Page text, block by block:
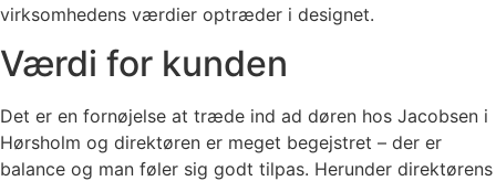
virksomhedens værdier optræder i designet.
Værdi for kunden
Det er en fornøjelse at træde ind ad døren hos Jacobsen i
Hørsholm og direktøren er meget begejstret – der er
balance og man føler sig godt tilpas. Herunder direktørens